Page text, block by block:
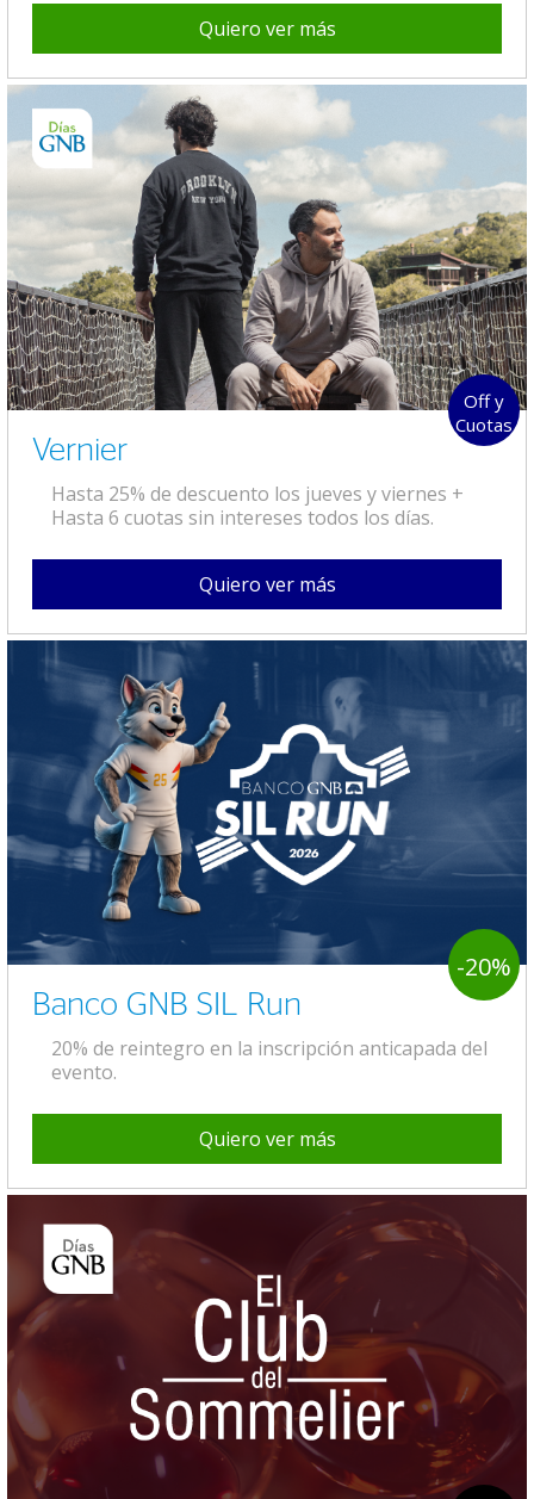
Quiero ver más
Off y
Cuotas
Vernier
Hasta 25% de descuento los jueves y viernes +
Hasta 6 cuotas sin intereses todos los días.
Quiero ver más
-20%
Banco GNB SIL Run
20% de reintegro en la inscripción anticapada del
evento.
Quiero ver más